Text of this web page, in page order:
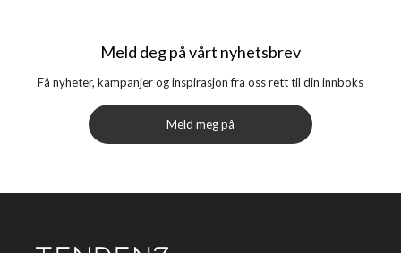
Meld deg på vårt nyhetsbrev
Få nyheter, kampanjer og inspirasjon fra oss rett til din innboks
Meld meg på